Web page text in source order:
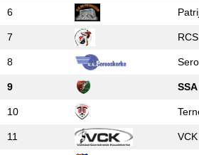
6
7 RCS
8
9
10
11 VCK